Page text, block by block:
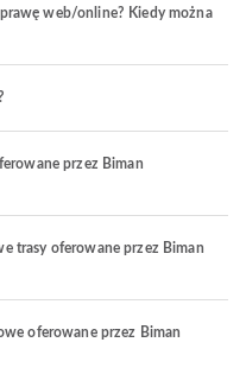
web/online? Kiedy można
przez Biman
trasy oferowane przez Biman
oferowane przez Biman